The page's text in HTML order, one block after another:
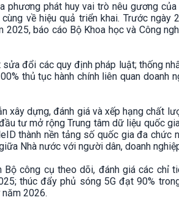
phương phát huy vai trò nêu gương
về hiệu quả triển khai. Trước
báo cáo Bộ Khoa học và Công
đổi các quy định pháp luật; thống
thủ tục hành chính liên quan doanh
xây dựng, đánh giá và xếp hạng chất
tư mở rộng Trung tâm dữ liệu quốc
thành nền tảng số quốc gia đa chức
Nhà nước với người dân, doanh
Bộ công cụ theo dõi, đánh giá các chỉ
thúc đẩy phủ sóng 5G đạt 90%
2026.